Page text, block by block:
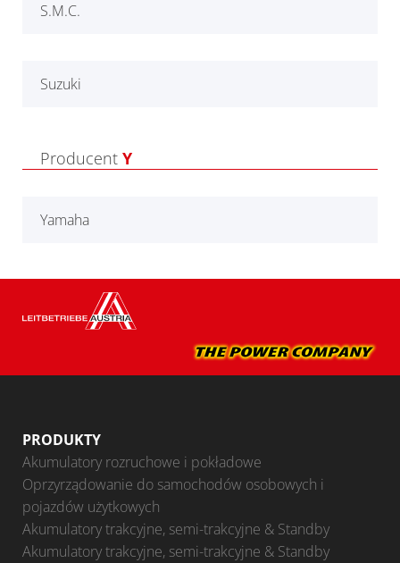
S.M.C.
Suzuki
Producent Y
Yamaha
PRODUKTY
Akumulatory rozruchowe i pokładowe
Oprzyrządowanie do samochodów osobowych i
pojazdów użytkowych
Akumulatory trakcyjne, semi-trakcyjne & Standby
Akumulatory trakcyjne, semi-trakcyjne & Standby